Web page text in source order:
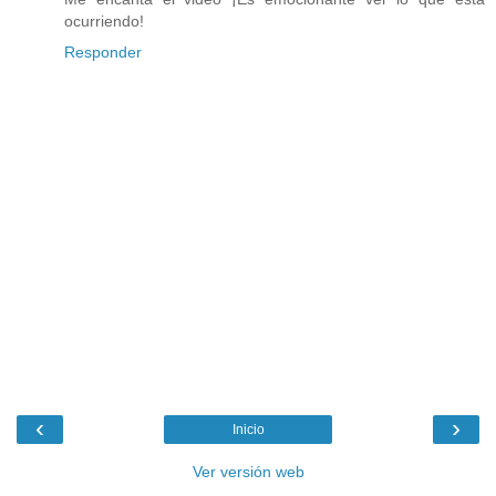
ocurriendo!
Responder
‹ ›
Inicio
Ver versión web